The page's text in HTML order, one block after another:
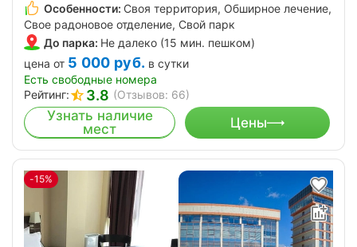
Особенности: Своя территория, Обширное лечение,
Свое радоновое отделение, Свой парк
До парка: Не далеко (15 мин. пешком)
цена от 5 000 руб. в сутки
Есть свободные номера
Рейтинг:
3.8 (Отзывов: 66)
Узнать наличие
мест
Цены
-15%